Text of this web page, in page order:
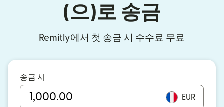
(으)로 송금
Remitly에서 첫 송금 시 수수료 무료
송금 시
EUR